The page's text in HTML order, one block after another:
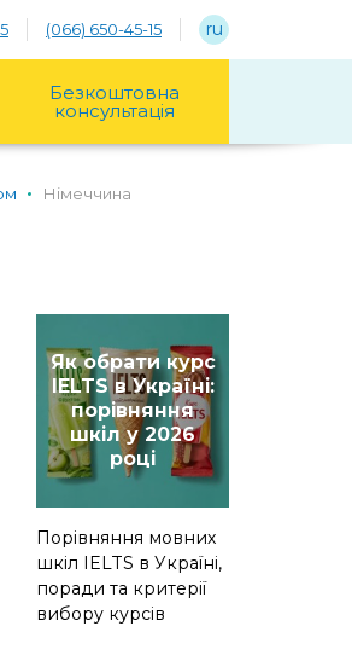
(066) 650-45-15 ru
Безкоштовна
консультація
Німеччина
Як обрати курс
IELTS в Україні:
порівняння
шкіл у 2026
році
Порівняння мовних
шкіл IELTS в Україні,
поради та критерії
вибору курсів